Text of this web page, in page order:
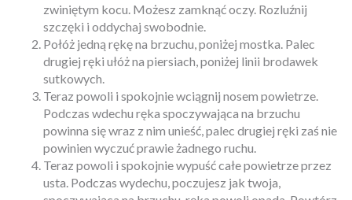
zwiniętym kocu. Możesz zamknąć oczy. Rozluźnij
szczęki i oddychaj swobodnie.
Połóż jedną rękę na brzuchu, poniżej mostka. Palec
drugiej ręki ułóż na piersiach, poniżej linii brodawek
sutkowych.
Teraz powoli i spokojnie wciągnij nosem powietrze.
Podczas wdechu ręka spoczywająca na brzuchu
powinna się wraz z nim unieść, palec drugiej ręki zaś nie
powinien wyczuć prawie żadnego ruchu.
Teraz powoli i spokojnie wypuść całe powietrze przez
usta. Podczas wydechu, poczujesz jak twoja,